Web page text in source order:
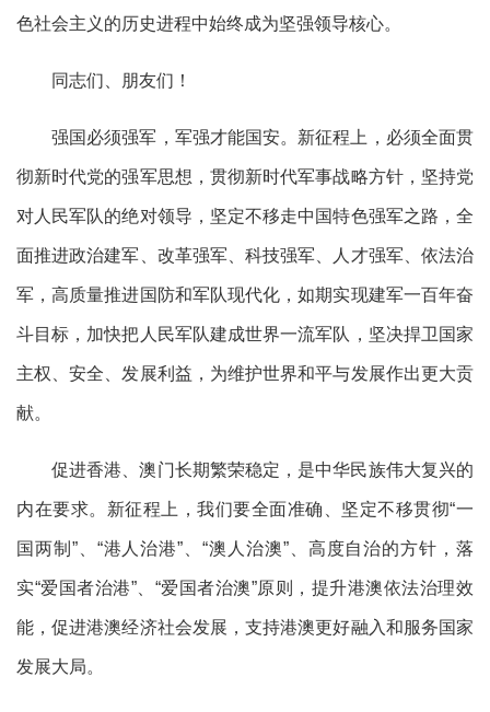
色社会主义的历史进程中始终成为坚强领导核心。
同志们、朋友们！
强国必须强军，军强才能国安。新征程上，必须全面贯
彻新时代党的强军思想，贯彻新时代军事战略方针，坚持党
对人民军队的绝对领导，坚定不移走中国特色强军之路，全
面推进政治建军、改革强军、科技强军、人才强军、依法治
军，高质量推进国防和军队现代化，如期实现建军一百年奋
斗目标，加快把人民军队建成世界一流军队，坚决捍卫国家
主权、安全、发展利益，为维护世界和平与发展作出更大贡
献。
促进香港、澳门长期繁荣稳定，是中华民族伟大复兴的
内在要求。新征程上，我们要全面准确、坚定不移贯彻“一
国两制”、“港人治港”、“澳人治澳”、高度自治的方针，落
实“爱国者治港”、“爱国者治澳”原则，提升港澳依法治理效
能，促进港澳经济社会发展，支持港澳更好融入和服务国家
发展大局。